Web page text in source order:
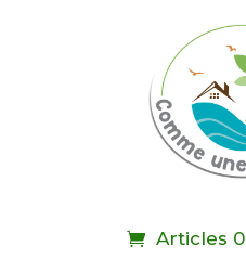
Articles 0